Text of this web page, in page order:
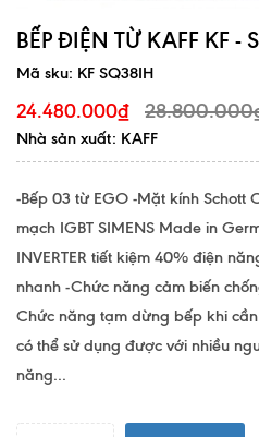
BẾP ĐIỆN TỪ KAFF KF -
Mã sku: KF SQ38IH
24.480.000₫
Nhà sản xuất: KAFF
-Bếp 03 từ EGO -Mặt kính Schott
mạch IGBT SIMENS Made in
INVERTER tiết kiệm 40% điện
nhanh -Chức năng cảm biến
Chức năng tạm dừng bếp khi
có thể sử dụng được với nhiều
năng...